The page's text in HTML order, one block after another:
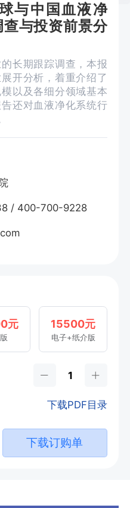
与中国血液净
与投资前景分
长期跟踪调查，本报
开分析，着重介绍了
以及各细分领域基本
还对血液净化系统行
/ 400-700-9228
元 15500元
电子+纸介版
下载PDF目录
下载订购单